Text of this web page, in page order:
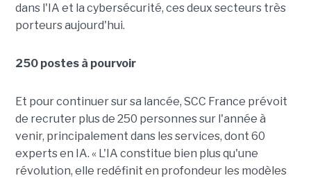
dans l'IA et la cybersécurité, ces deux secteurs très
porteurs aujourd'hui.
250 postes à pourvoir
Et pour continuer sur sa lancée, SCC France prévoit
de recruter plus de 250 personnes sur l'année à
venir, principalement dans les services, dont 60
experts en IA. « L'IA constitue bien plus qu'une
révolution, elle redéfinit en profondeur les modèles